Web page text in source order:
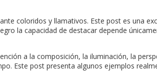
coloridos y llamativos. Este post es una
la capacidad de destacar depende
a la composición, la iluminación, la
Este post presenta algunos ejemplos